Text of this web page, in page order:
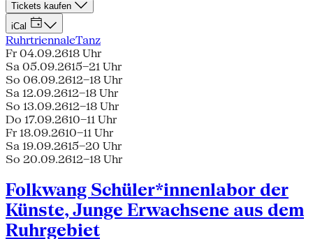
Tickets kaufen
iCal
RuhrtriennaleTanz
Fr 04.09.2618 Uhr
Sa 05.09.2615–21 Uhr
So 06.09.2612–18 Uhr
Sa 12.09.2612–18 Uhr
So 13.09.2612–18 Uhr
Do 17.09.2610–11 Uhr
Fr 18.09.2610–11 Uhr
Sa 19.09.2615–20 Uhr
So 20.09.2612–18 Uhr
Folkwang Schüler*innenlabor der
Künste, Junge Erwachsene aus dem
Ruhrgebiet